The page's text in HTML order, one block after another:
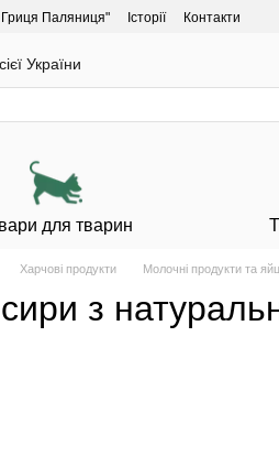
Гриця Паляниця" Історії Контакти
України
для тварин
Харчові продукти Молочні продукти та
з